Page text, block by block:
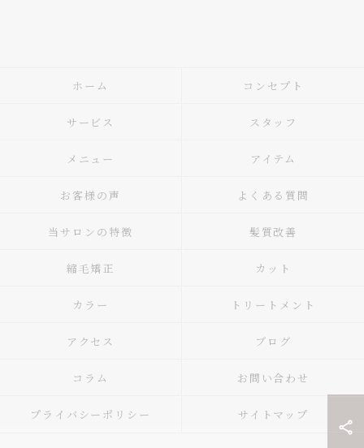
ホーム コンセプト
サービス スタッフ
メニュー アイテム
お客様の声 よくある質問
当サロンの特徴 髪質改善
縮毛矯正 カット
カラー トリートメント
アクセス ブログ
コラム お問い合わせ
プライバシーポリシー サイトマップ